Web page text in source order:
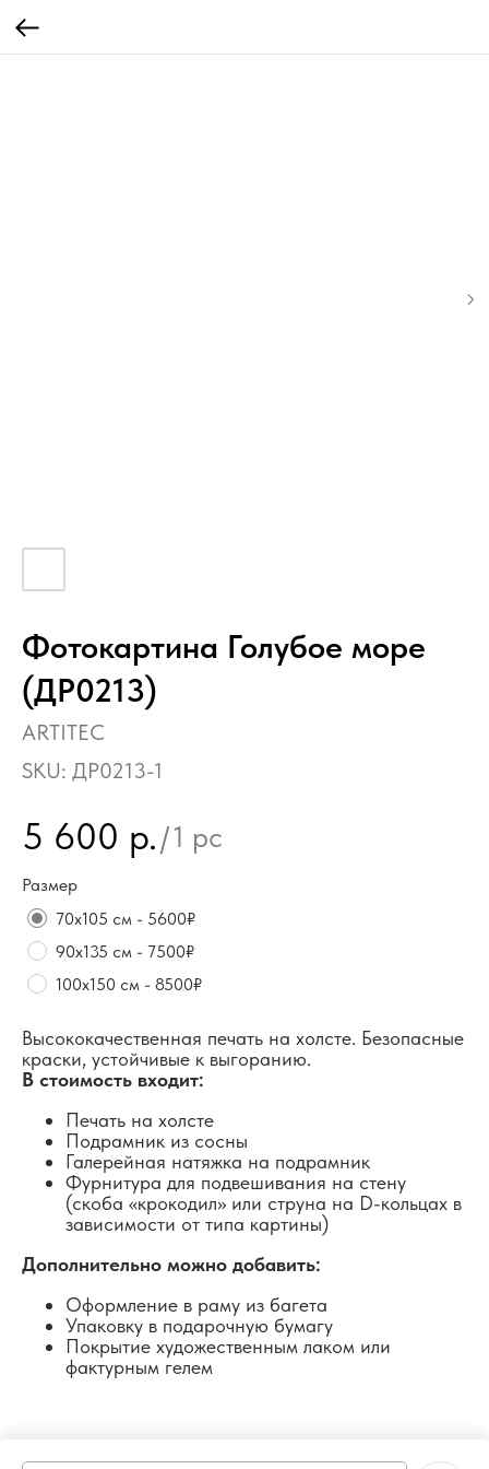
Фотокартина Голубое море
(ДР0213)
ARTITEC
SKU: ДР0213-1
5 600 р./1 pc
Размер
70х105 см - 5600₽
90х135 см - 7500₽
100х150 см - 8500₽
Высококачественная печать на холсте. Безопасные
краски, устойчивые к выгоранию.
В стоимость входит:
Печать на холсте
Подрамник из сосны
Галерейная натяжка на подрамник
Фурнитура для подвешивания на стену
(скоба «крокодил» или струна на D-кольцах в
зависимости от типа картины)
Дополнительно можно добавить:
Оформление в раму из багета
Упаковку в подарочную бумагу
Покрытие художественным лаком или
фактурным гелем